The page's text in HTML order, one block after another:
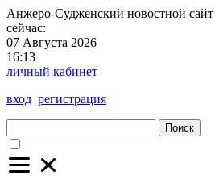
Анжеро-Судженский новостной сайт
сейчас:
07 Августа 2026
16:13
личный кабинет
вход регистрация
Поиск